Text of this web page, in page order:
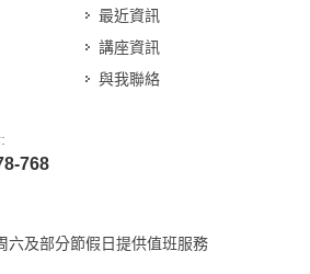
最近資訊
講座資訊
與我聯絡
768
六及部分節假日提供值班服務